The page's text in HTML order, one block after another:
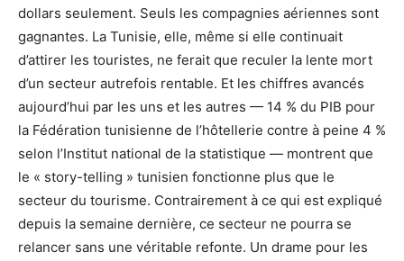
dollars seulement. Seuls les compagnies aériennes sont
gagnantes. La Tunisie, elle, même si elle continuait
d’attirer les touristes, ne ferait que reculer la lente mort
d’un secteur autrefois rentable. Et les chiffres avancés
aujourd’hui par les uns et les autres — 14 % du PIB pour
la Fédération tunisienne de l’hôtellerie contre à peine 4 %
selon l’Institut national de la statistique — montrent que
le « story-telling » tunisien fonctionne plus que le
secteur du tourisme. Contrairement à ce qui est expliqué
depuis la semaine dernière, ce secteur ne pourra se
relancer sans une véritable refonte. Un drame pour les